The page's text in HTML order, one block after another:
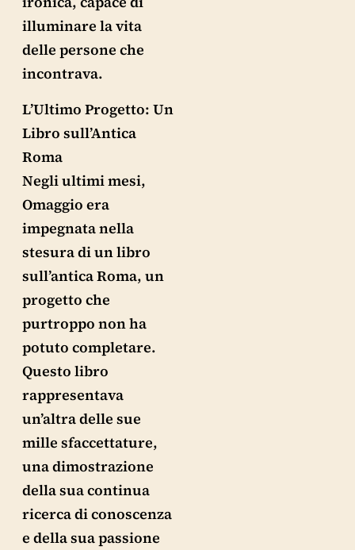
illuminare la vita
delle persone che
incontrava.
L’Ultimo Progetto: Un
Libro sull’Antica
Roma
Negli ultimi mesi,
Omaggio era
impegnata nella
stesura di un libro
sull’antica Roma, un
progetto che
purtroppo non ha
potuto completare.
Questo libro
rappresentava
un’altra delle sue
mille sfaccettature,
una dimostrazione
della sua continua
ricerca di conoscenza
e della sua passione